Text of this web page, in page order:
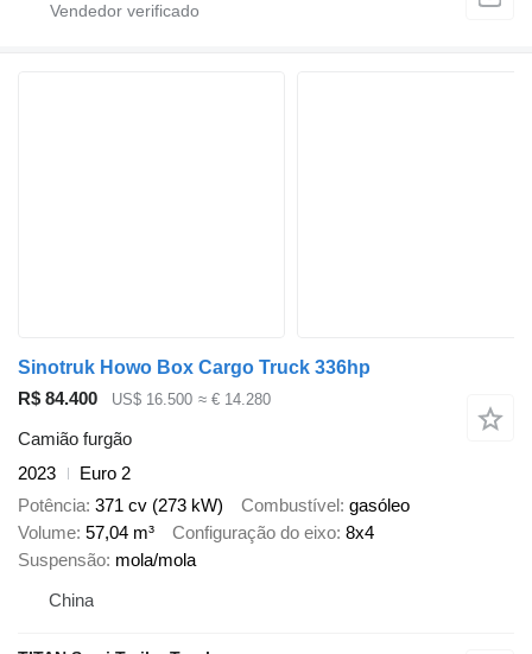
Sinotruk Howo Box Cargo Truck 336hp
R$ 84.400
US$ 16.500 ≈ € 14.280
Camião furgão
2023
Euro 2
Potência 371 cv (273 kW) Combustível gasóleo
Volume 57,04 m³ Configuração do eixo 8x4
Suspensão mola/mola
China